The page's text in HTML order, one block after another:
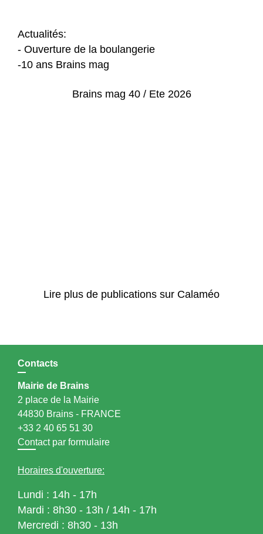
Actualités:
- Ouverture de la boulangerie
-10 ans Brains mag
Brains mag 40 / Ete 2026
Lire plus de publications sur Calaméo
Contacts
Mairie de Brains
2 place de la Mairie
44830 Brains - FRANCE
+33 2 40 65 51 30
Contact par formulaire
Horaires d'ouverture:
Lundi : 14h - 17h
Mardi : 8h30 - 13h / 14h - 17h
Mercredi : 8h30 - 13h